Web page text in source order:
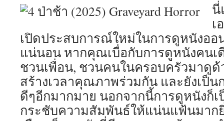
นี่
เ
เปิดประสบการณ์ใหม่ในการดูหนังออ
แน่นอน หากคุณเบื่อกับการดูหนังคนเ
ชวนเพื่อน, ชวนคนในครอบครัวมาดูด้
สร้างเวลาคุณภาพร่วมกัน และยังเป็
ดีๆอีกมากมาย นอกจากนี้การดูหนังก็
กระชับความสัมพันธ์ให้แน่นแฟ้นมาก